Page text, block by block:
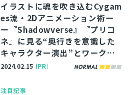
イラストに魂を吹き込むCygam
es流・2Dアニメーション術ー
ー『Shadowverse』『プリコ
ネ』に見る“奥行きを意識した
キャラクター演出”とワークフ
ローを徹底解説
2024.02.15［PR］
注目記事